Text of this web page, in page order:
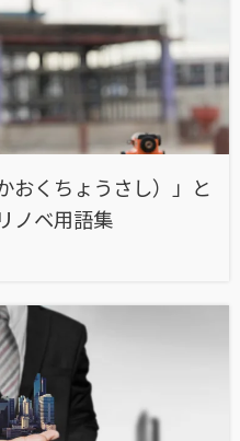
おくちょうさし）」と
ノベ用語集